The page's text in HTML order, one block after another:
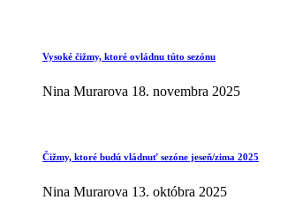
Vysoké čižmy, ktoré ovládnu túto sezónu
Nina Murarova 18. novembra 2025
Čižmy, ktoré budú vládnuť sezóne jeseň/zima 2025
Nina Murarova 13. októbra 2025